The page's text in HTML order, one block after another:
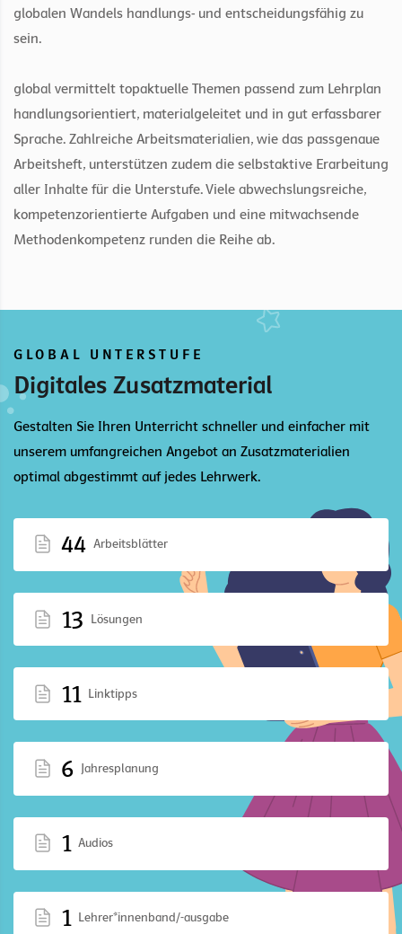
globalen Wandels handlungs- und entscheidungsfähig zu
sein.
global vermittelt topaktuelle Themen passend zum Lehrplan
handlungsorientiert, materialgeleitet und in gut erfassbarer
Sprache. Zahlreiche Arbeitsmaterialien, wie das passgenaue
Arbeitsheft, unterstützen zudem die selbstaktive Erarbeitung
aller Inhalte für die Unterstufe. Viele abwechslungsreiche,
kompetenzorientierte Aufgaben und eine mitwachsende
Methodenkompetenz runden die Reihe ab.
GLOBAL UNTERSTUFE
Digitales Zusatzmaterial
Gestalten Sie Ihren Unterricht schneller und einfacher mit
unserem umfangreichen Angebot an Zusatzmaterialien
optimal abgestimmt auf jedes Lehrwerk.
44 Arbeitsblätter
13 Lösungen
11 Linktipps
6 Jahresplanung
1 Audios
1 Lehrer*innenband/-ausgabe